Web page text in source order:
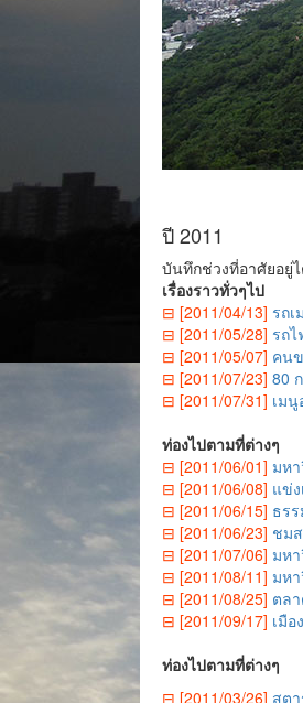
ปี 2011
บันทึกช่วงที่อาศัยอยู่
เรื่องราวทั่วๆไป
⊟ [2011/04/13] รถเ
⊟ [2011/05/28] รถไ
⊟ [2011/05/07] คน
⊟ [2011/07/23] 80
⊟ [2011/07/31] เม
ท่องไปตามที่ต่างๆ
⊟ [2011/06/01] มห
⊟ [2011/06/08] แข่ง
⊟ [2011/06/15] ธร
⊟ [2011/06/23] ชม
⊟ [2011/07/06] มห
⊟ [2011/08/11] มห
⊟ [2011/08/25] ตล
⊟ [2011/09/17] เมือ
ท่องไปตามที่ต่างๆ
⊟ [2011/03/26] สต